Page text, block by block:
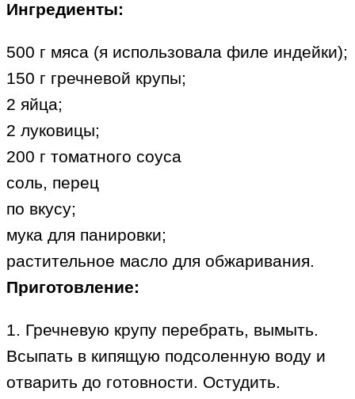
Ингредиенты:
500 г мяса (я использовала филе индейки);
150 г гречневой крупы;
2 яйца;
2 луковицы;
200 г томатного соуса
соль, перец
по вкусу;
мука для панировки;
растительное масло для обжаривания.
Приготовление:
1. Гречневую крупу перебрать, вымыть.
Всыпать в кипящую подсоленную воду и
отварить до готовности. Остудить.